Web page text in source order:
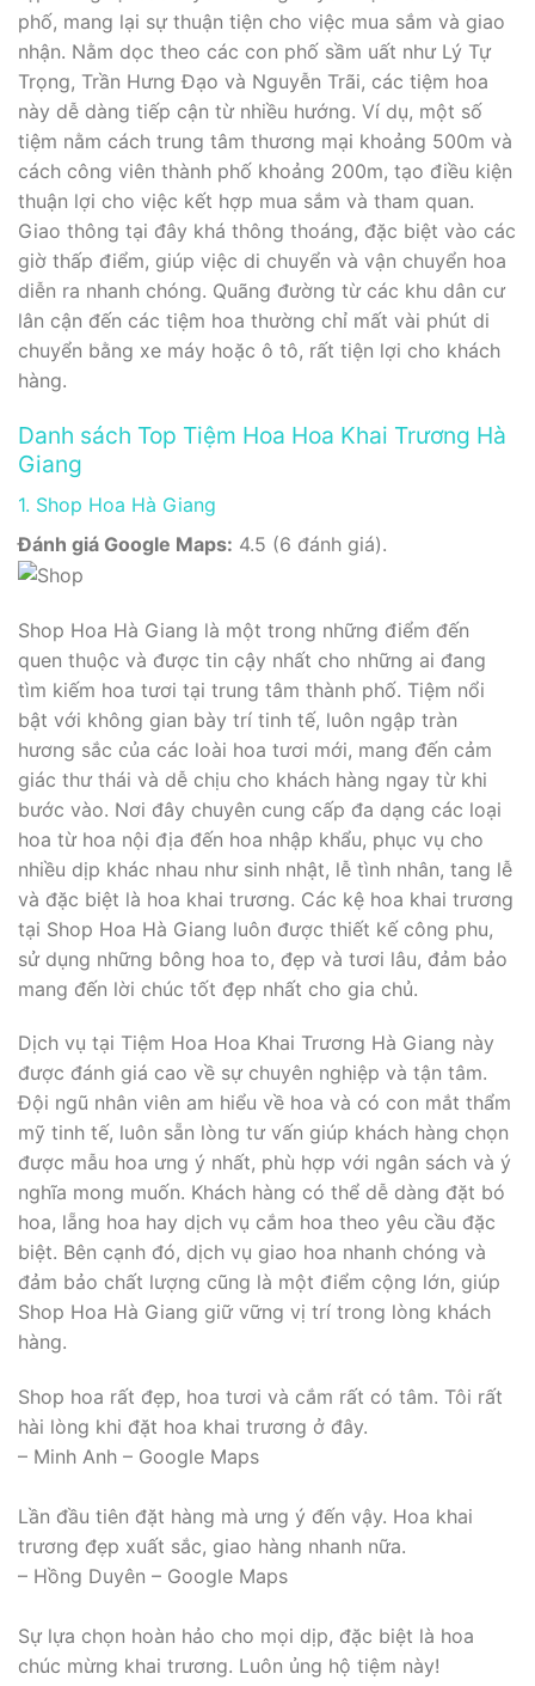
phố, mang lại sự thuận tiện cho việc mua sắm và giao
nhận. Nằm dọc theo các con phố sầm uất như Lý Tự
Trọng, Trần Hưng Đạo và Nguyễn Trãi, các tiệm hoa
này dễ dàng tiếp cận từ nhiều hướng. Ví dụ, một số
tiệm nằm cách trung tâm thương mại khoảng 500m và
cách công viên thành phố khoảng 200m, tạo điều kiện
thuận lợi cho việc kết hợp mua sắm và tham quan.
Giao thông tại đây khá thông thoáng, đặc biệt vào các
giờ thấp điểm, giúp việc di chuyển và vận chuyển hoa
diễn ra nhanh chóng. Quãng đường từ các khu dân cư
lân cận đến các tiệm hoa thường chỉ mất vài phút di
chuyển bằng xe máy hoặc ô tô, rất tiện lợi cho khách
hàng.
Danh sách Top Tiệm Hoa Hoa Khai Trương Hà
Giang
1. Shop Hoa Hà Giang
Đánh giá Google Maps: 4.5 (6 đánh giá).
Shop Hoa Hà Giang là một trong những điểm đến
quen thuộc và được tin cậy nhất cho những ai đang
tìm kiếm hoa tươi tại trung tâm thành phố. Tiệm nổi
bật với không gian bày trí tinh tế, luôn ngập tràn
hương sắc của các loài hoa tươi mới, mang đến cảm
giác thư thái và dễ chịu cho khách hàng ngay từ khi
bước vào. Nơi đây chuyên cung cấp đa dạng các loại
hoa từ hoa nội địa đến hoa nhập khẩu, phục vụ cho
nhiều dịp khác nhau như sinh nhật, lễ tình nhân, tang lễ
và đặc biệt là hoa khai trương. Các kệ hoa khai trương
tại Shop Hoa Hà Giang luôn được thiết kế công phu,
sử dụng những bông hoa to, đẹp và tươi lâu, đảm bảo
mang đến lời chúc tốt đẹp nhất cho gia chủ.
Dịch vụ tại Tiệm Hoa Hoa Khai Trương Hà Giang này
được đánh giá cao về sự chuyên nghiệp và tận tâm.
Đội ngũ nhân viên am hiểu về hoa và có con mắt thẩm
mỹ tinh tế, luôn sẵn lòng tư vấn giúp khách hàng chọn
được mẫu hoa ưng ý nhất, phù hợp với ngân sách và ý
nghĩa mong muốn. Khách hàng có thể dễ dàng đặt bó
hoa, lẵng hoa hay dịch vụ cắm hoa theo yêu cầu đặc
biệt. Bên cạnh đó, dịch vụ giao hoa nhanh chóng và
đảm bảo chất lượng cũng là một điểm cộng lớn, giúp
Shop Hoa Hà Giang giữ vững vị trí trong lòng khách
hàng.
Shop hoa rất đẹp, hoa tươi và cắm rất có tâm. Tôi rất
hài lòng khi đặt hoa khai trương ở đây.
– Minh Anh – Google Maps
Lần đầu tiên đặt hàng mà ưng ý đến vậy. Hoa khai
trương đẹp xuất sắc, giao hàng nhanh nữa.
– Hồng Duyên – Google Maps
Sự lựa chọn hoàn hảo cho mọi dịp, đặc biệt là hoa
chúc mừng khai trương. Luôn ủng hộ tiệm này!